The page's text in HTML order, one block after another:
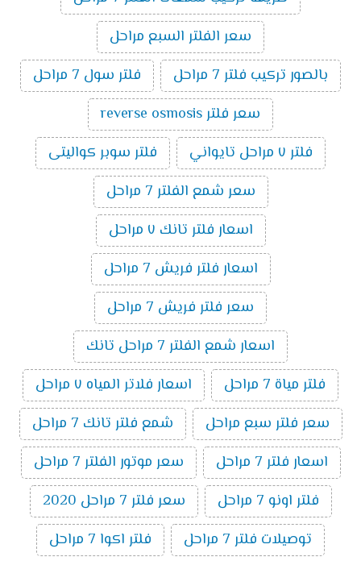
سعر الفلتر السبع مراحل
بالصور تركيب فلتر 7 مراحل
فلتر سول 7 مراحل
سعر فلتر reverse osmosis
فلتر ٧ مراحل تايواني
فلتر سوبر كواليتى
سعر شمع الفلتر 7 مراحل
اسعار فلتر تانك ٧ مراحل
اسعار فلتر فريش 7 مراحل
سعر فلتر فريش 7 مراحل
اسعار شمع الفلتر 7 مراحل تانك
فلتر مياة 7 مراحل
اسعار فلاتر المياه ٧ مراحل
سعر فلتر سبع مراحل
شمع فلتر تانك 7 مراحل
اسعار فلتر 7 مراحل
سعر موتور الفلتر 7 مراحل
فلتر اونو 7 مراحل
سعر فلتر 7 مراحل 2020
توصيلات فلتر 7 مراحل
فلتر اكوا 7 مراحل